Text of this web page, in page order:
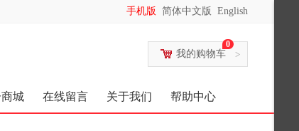
手机版 简体中文版 English
>
0
我的购物车
城 在线留言 关于我们 帮助中心